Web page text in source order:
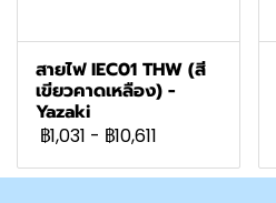
สายไฟ IEC01 THW (สี
เขียวคาดเหลือง) -
Yazaki
฿1,031 - ฿10,611